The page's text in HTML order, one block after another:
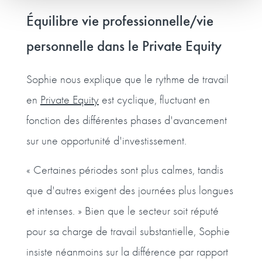
Équilibre vie professionnelle/vie
personnelle dans le Private Equity
Sophie nous explique que le rythme de travail
en Private Equityest cyclique, fluctuant en
fonction des différentes phases d'avancement
sur une opportunité d'investissement.
« Certaines périodes sont plus calmes, tandis
que d'autres exigent des journées plus longues
et intenses. » Bien que le secteur soit réputé
pour sa charge de travail substantielle, Sophie
insiste néanmoins sur la différence par rapport